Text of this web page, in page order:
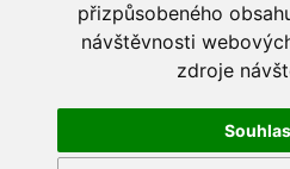
přizpůsobeného
návštěvnosti
zdroje